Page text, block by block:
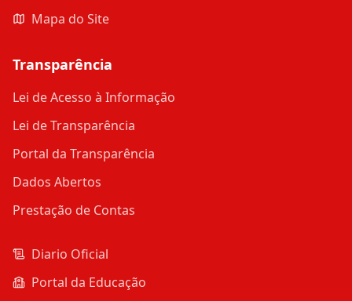
Mapa do Site
Transparência
Lei de Acesso à Informação
Lei de Transparência
Portal da Transparência
Dados Abertos
Prestação de Contas
Diario Oficial
Portal da Educação